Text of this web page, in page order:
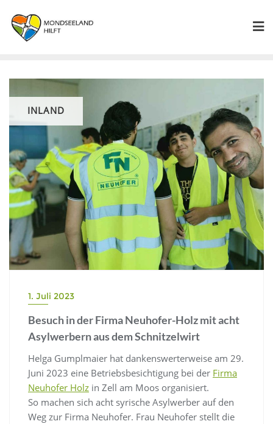
INLAND
1. Juli 2023
Besuch in der Firma Neuhofer-Holz mit acht
Asylwerbern aus dem Schnitzelwirt
Helga Gumplmaier hat dankenswerterweise am 29.
Juni 2023 eine Betriebsbesichtigung bei der Firma
Neuhofer Holz in Zell am Moos organisiert.
So machen sich acht syrische Asylwerber auf den
Weg zur Firma Neuhofer. Frau Neuhofer stellt die